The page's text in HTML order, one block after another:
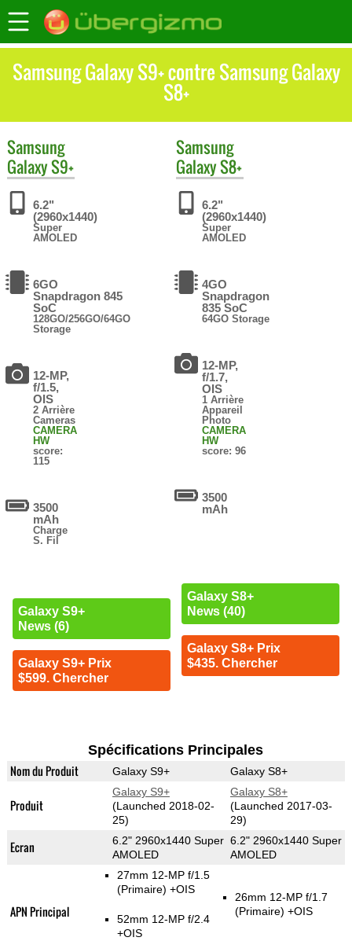
Samsung Galaxy S9+ contre Samsung Galaxy
S8+
Samsung
Galaxy S9+
6.2"
(2960x1440)
Super
AMOLED
6GO
Snapdragon 845
SoC
128GO/256GO/64GO
Storage
12-MP,
f/1.5,
OIS
2 Arrière
Cameras
CAMERA
HW
score:
115
3500
mAh
Charge
S. Fil
Galaxy S9+
News (6)
Galaxy S9+ Prix
$599. Chercher
Samsung
Galaxy S8+
6.2"
(2960x1440)
Super
AMOLED
4GO
Snapdragon
835 SoC
64GO Storage
12-MP,
f/1.7,
OIS
1 Arrière
Appareil
Photo
CAMERA
HW
score: 96
3500
mAh
Galaxy S8+
News (40)
Galaxy S8+ Prix
$435. Chercher
Spécifications Principales
Nom du Produit Galaxy S9+ Galaxy S8+
Produit
Galaxy S9+
(Launched 2018-02-
25)
Galaxy S8+
(Launched 2017-03-
29)
Ecran
6.2" 2960x1440 Super
AMOLED
6.2" 2960x1440 Super
AMOLED
APN Principal
27mm 12-MP f/1.5
(Primaire) +OIS
52mm 12-MP f/2.4
+OIS
26mm 12-MP f/1.7
(Primaire) +OIS